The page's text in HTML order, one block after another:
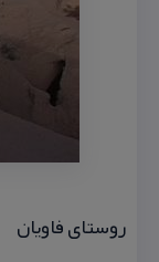
روستای فاویان